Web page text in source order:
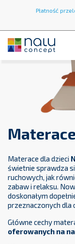
Płatność
Materace dla dzieci
świetnie sprawdza
ruchowych, jak
zabaw i relaksu.
doskonałym
przeznaczonych dla
Główne cechy
oferowanych na